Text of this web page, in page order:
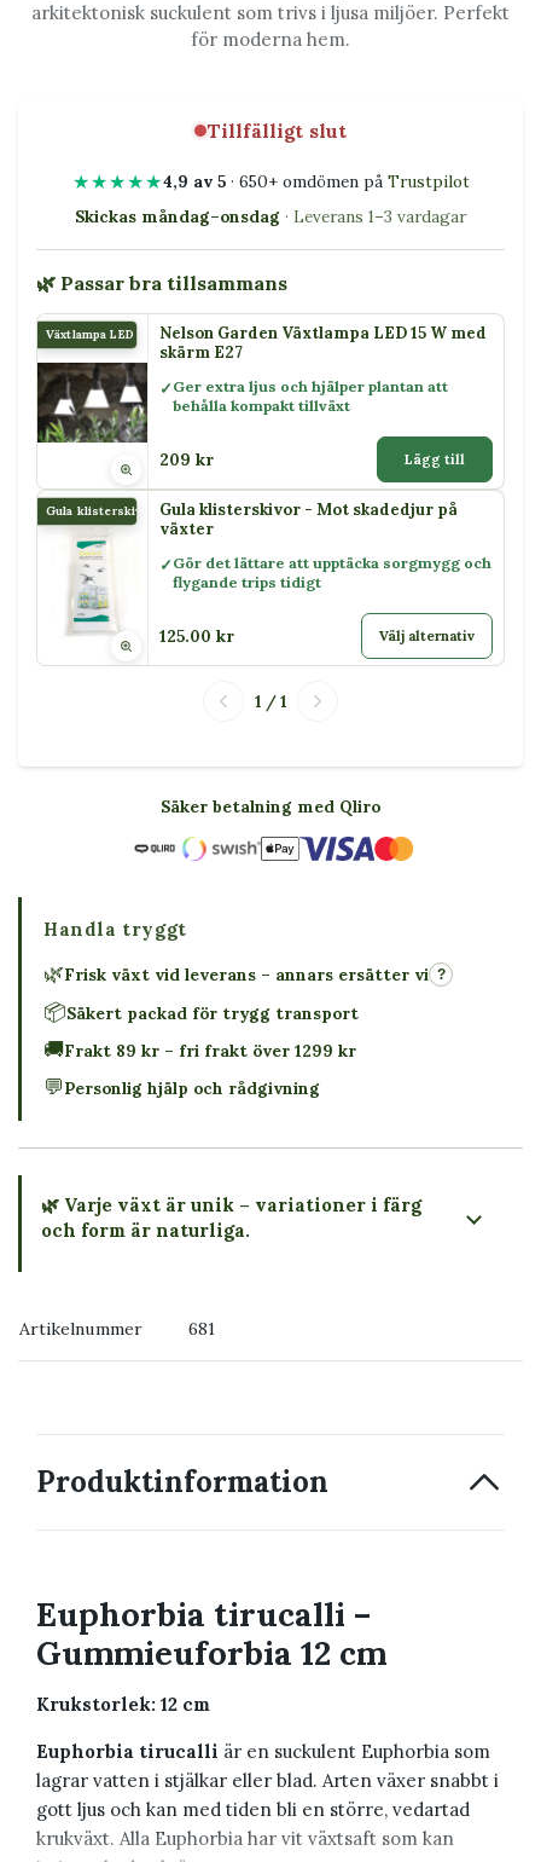
arkitektonisk suckulent som trivs i ljusa miljöer. Perfekt
för moderna hem.
Tillfälligt slut
★★★★★4,9 av 5· 650+ omdömen på Trustpilot
Skickas måndag–onsdag · Leverans 1–3 vardagar
🌿 Passar bra tillsammans
Växtlampa LED 15 WNelson Garden Växtlampa LED 15 W med
skärm E27
Ger extra ljus och hjälper plantan att
behålla kompakt tillväxt
209 kr Lägg till
Gula klisterskivor
Gula klisterskivor - Mot skadedjur på
växter
Gör det lättare att upptäcka sorgmygg och
flygande trips tidigt
125.00 kr Välj alternativ
1 / 1
Säker betalning med Qliro
Handla tryggt
🌿Frisk växt vid leverans – annars ersätter vi ?
📦Säkert packad för trygg transport
🚚Frakt 89 kr – fri frakt över 1299 kr
💬Personlig hjälp och rådgivning
🌿 Varje växt är unik – variationer i färg
och form är naturliga.
Artikelnummer 681
Produktinformation
Euphorbia tirucalli –
Gummieuforbia 12 cm
Krukstorlek: 12 cm
Euphorbia tirucalli är en suckulent Euphorbia som
lagrar vatten i stjälkar eller blad. Arten växer snabbt i
gott ljus och kan med tiden bli en större, vedartad
krukväxt. Alla Euphorbia har vit växtsaft som kan